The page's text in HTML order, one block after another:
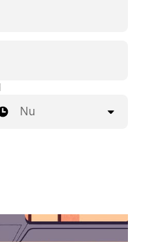
Nu